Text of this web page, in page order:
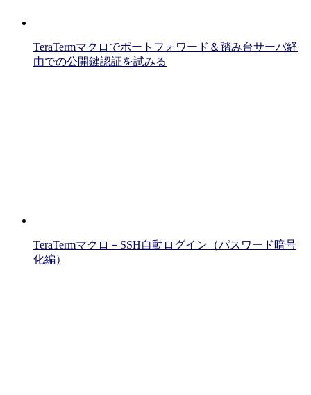
TeraTermマクロでポートフォワード＆踏み台サーバ経
由での公開鍵認証を試みる
TeraTermマクロ－SSH自動ログイン（パスワード暗号
化編）